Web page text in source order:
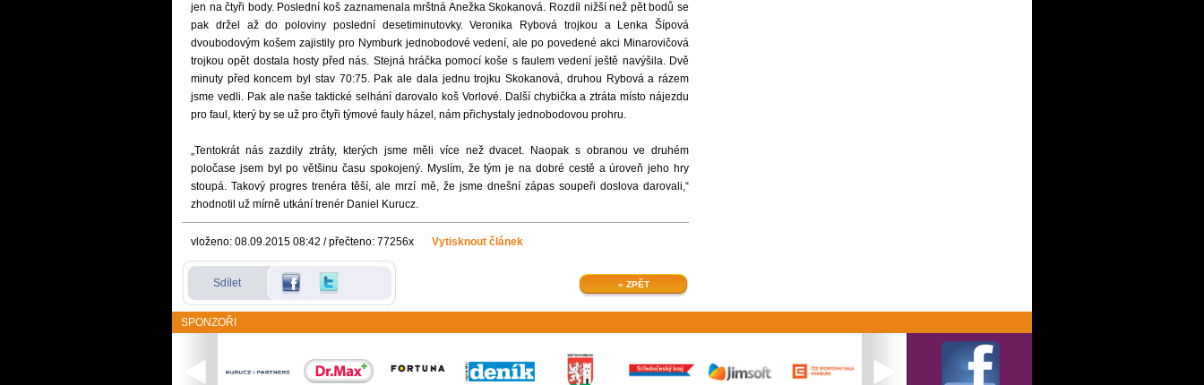
jen na čtyři body. Poslední koš zaznamenala mrštná Anežka Skokanová. Rozdíl nižší než pět bodů se
pak držel až do poloviny poslední desetiminutovky. Veronika Rybová trojkou a Lenka Šípová
dvoubodovým košem zajistily pro Nymburk jednobodové vedení, ale po povedené akci Minarovičová
trojkou opět dostala hosty před nás. Stejná hráčka pomocí koše s faulem vedení ještě navýšila. Dvě
minuty před koncem byl stav 70:75. Pak ale dala jednu trojku Skokanová, druhou Rybová a rázem
jsme vedli. Pak ale naše taktické selhání darovalo koš Vorlové. Další chybička a ztráta místo nájezdu
pro faul, který by se už pro čtyři týmové fauly házel, nám přichystaly jednobodovou prohru.
„Tentokrát nás zazdily ztráty, kterých jsme měli více než dvacet. Naopak s obranou ve druhém
poločase jsem byl po většinu času spokojený. Myslím, že tým je na dobré cestě a úroveň jeho hry
stoupá. Takový progres trenéra těší, ale mrzí mě, že jsme dnešní zápas soupeři doslova darovali,“
zhodnotil už mírně utkání trenér Daniel Kurucz.
vloženo: 08.09.2015 08:42 / přečteno: 77256x Vytisknout článek
« ZPĚT
Sdílet
SPONZOŘI